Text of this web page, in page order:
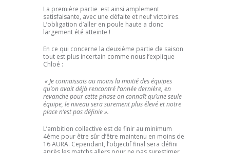
La première partie est ainsi amplement
satisfaisante, avec une défaite et neuf victoires.
L’obligation d’aller en poule haute a donc
largement été atteinte !
En ce qui concerne la deuxième partie de saison
tout est plus incertain comme nous l’explique
Chloé :
« Je connaissais au moins la moitié des équipes
qu’on avait déjà rencontré l’année dernière, en
revanche pour cette phase on connaît qu’une seule
équipe, le niveau sera surement plus élevé et notre
place n’est pas définie ».
L’ambition collective est de finir au minimum
4ème pour être sûr d’être maintenu en moins de
16 AURA. Cependant, l’objectif final sera défini